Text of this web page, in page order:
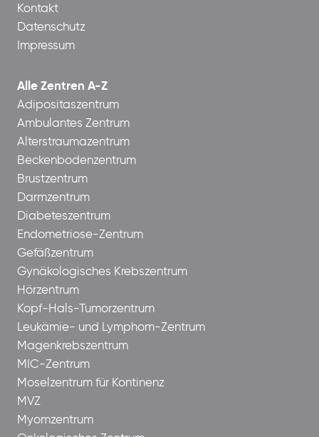
Kontakt
Datenschutz
Impressum
Alle Zentren A-Z
Adipositaszentrum
Ambulantes Zentrum
Alterstraumazentrum
Beckenbodenzentrum
Brustzentrum
Darmzentrum
Diabeteszentrum
Endometriose-Zentrum
Gefäßzentrum
Gynäkologisches Krebszentrum
Hörzentrum
Kopf-Hals-Tumorzentrum
Leukämie- und Lymphom-Zentrum
Magenkrebszentrum
MIC-Zentrum
Moselzentrum für Kontinenz
MVZ
Myomzentrum